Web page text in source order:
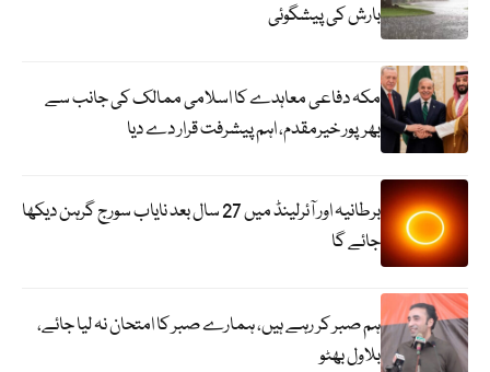
بارش کی پیشگوئی
مکہ دفاعی معاہدے کا اسلامی ممالک کی جانب سے
بھرپور خیرمقدم، اہم پیشرفت قرار دے دیا
برطانیہ اور آئرلینڈ میں 27 سال بعد نایاب سورج گرہن دیکھا
جائے گا
ہم صبر کر رہے ہیں، ہمارے صبر کا امتحان نہ لیا جائے،
بلاول بھٹو